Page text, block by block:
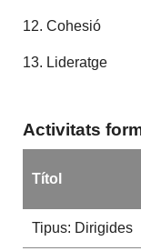
12. Cohesió
13. Lideratge
Activitats
Títol
Tipus: Dirigides